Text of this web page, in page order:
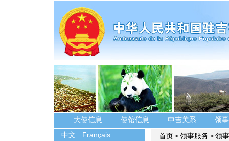
大使信息 使馆信息 中吉关系
领
中文
Français
首页 > 领事服务 > 领